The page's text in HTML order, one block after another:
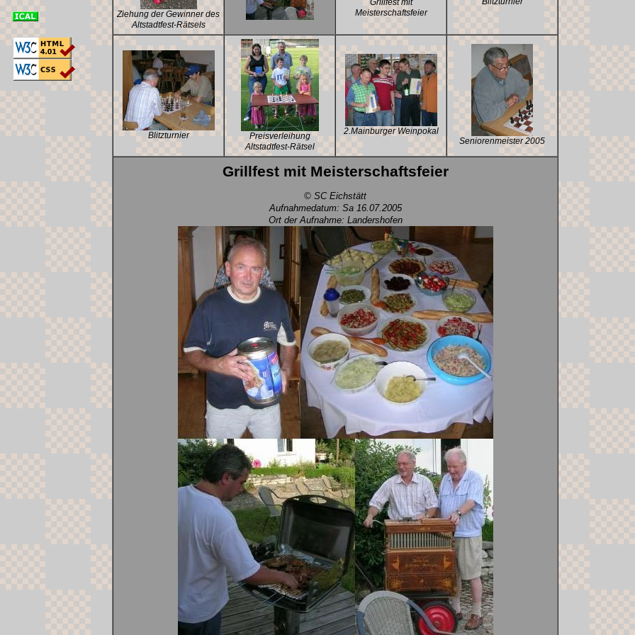
Ziehung der Gewinner des
Altstadtfest-Rätsels
Grillfest mit
Meisterschaftsfeier
Blitzturnier
Preisverleihung
Altstadtfest-Rätsel
2.Mainburger Weinpokal
Seniorenmeister 2005
Grillfest mit Meisterschaftsfeier
© SC Eichstätt
Aufnahmedatum: Sa 16.07.2005
Ort der Aufnahme: Landershofen